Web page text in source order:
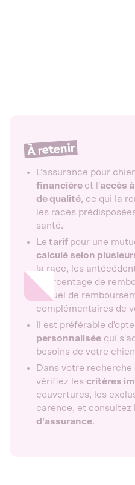
À retenir
L'assurance pour
financière et l'accès
de qualité, ce qui la
les races
santé.
Le tarif pour une
calculé selon
la race, les
pourcentage de
annuel de
complémentaires de
Il est préférable
personnalisée qui
besoins de votre
Dans votre
vérifiez les critères
couvertures, les
carence, et consultez
d'assurance.